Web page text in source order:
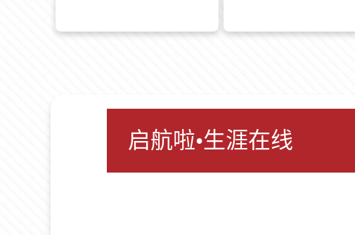
启航啦•生涯在线